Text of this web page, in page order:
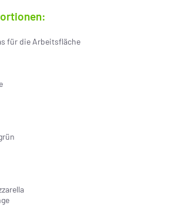
für die Arbeitsfläche